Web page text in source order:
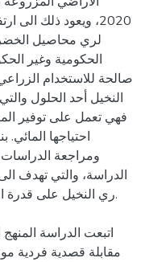
2020، ويعود ذلك الى
لري محاصيل
الحكومية وغير
صالحة للاستخدام
النخيل أحد الحلول
احتياجها المائي.
ومراجعة
الدراسة، والتي تهدف
ري النخيل على قدرة
مقابلة قصدية فردية